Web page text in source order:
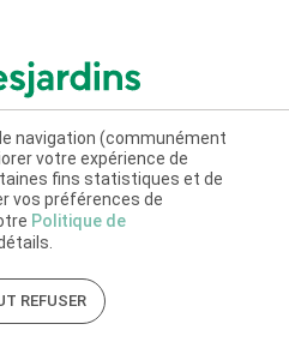
navigation (communément
votre expérience de
fins statistiques et de
vos préférences de
Politique de
REFUSER